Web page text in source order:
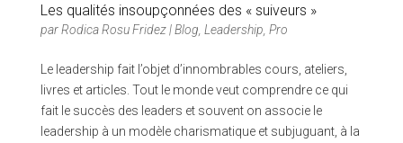
Les qualités insoupçonnées des « suiveurs »
parRodica Rosu Fridez|Blog Leadership Pro
Le leadership fait l’objet d’innombrables cours, ateliers,
livres et articles. Tout le monde veut comprendre ce qui
fait le succès des leaders et souvent on associe le
leadership à un modèle charismatique et subjuguant, à la